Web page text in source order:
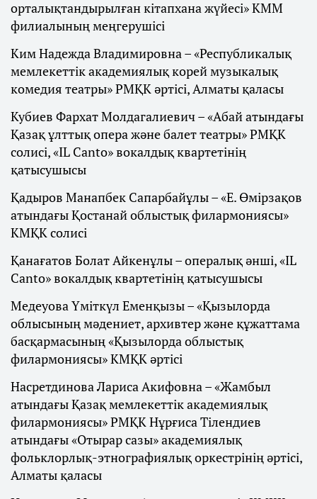
орталықтандырылған кітапхана жүйесі» КММ
филиалының меңгерушісі
Ким Надежда Владимировна – «Республикалық
мемлекеттік академиялық корей музыкалық
комедия театры» РМҚК әртісі, Алматы қаласы
Кубиев Фархат Молдагалиевич – «Абай атындағы
Қазақ ұлттық опера және балет театры» РМҚК
солисі, «IL Canto» вокалдық квартетінің
қатысушысы
Қадыров Манапбек Сапарбайұлы – «Е. Өмірзақов
атындағы Қостанай облыстық филармониясы»
КМҚК солисі
Қанағатов Болат Айкенұлы – опералық әнші, «IL
Canto» вокалдық квартетінің қатысушысы
Медеуова Үміткүл Еменқызы – «Қызылорда
облысының мәдениет, архивтер және құжаттама
басқармасының «Қызылорда облыстық
филармониясы» КМҚК әртісі
Насретдинова Лариса Акифовна – «Жамбыл
атындағы Қазақ мемлекеттік академиялық
филармониясы» РМҚК Нұрғиса Тілендиев
атындағы «Отырар сазы» академиялық
фольклорлық-этнографиялық оркестрінің әртiсi,
Алматы қаласы